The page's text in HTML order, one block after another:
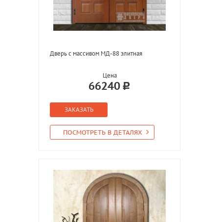
Дверь с массивом МД-88 элитная
Цена
66240
ЗАКАЗАТЬ
ПОСМОТРЕТЬ В ДЕТАЛЯХ